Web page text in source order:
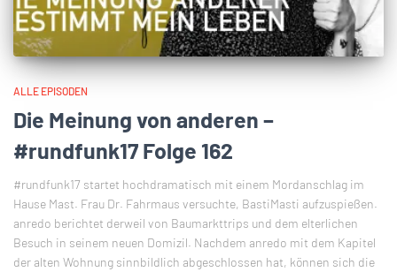
ALLE EPISODEN
Die Meinung von anderen –
#rundfunk17 Folge 162
#rundfunk17 startet hochdramatisch mit einem Mordanschlag im
Hause Mast. Frau Dr. Fahrmaus versuchte, BastiMasti aufzuspießen.
anredo berichtet derweil von Baumarkttrips und dem elterlichen
Besuch in seinem neuen Domizil. Nachdem anredo mit dem Kapitel
der alten Wohnung sinnbildlich abgeschlossen hat, können sich die